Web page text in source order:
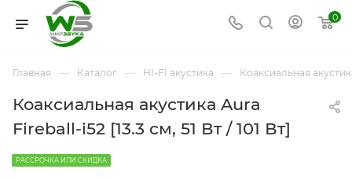
0
Главная — Каталог — HI-FI акустика — Коаксиальная
Коаксиальная акустика Aura
Fireball-i52 [13.3 см, 51 Вт / 101 Вт]
РАССРОЧКА ИЛИ СКИДКА